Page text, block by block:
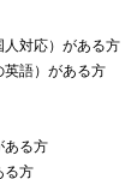
人対応）がある
語）がある方
ある方
る方